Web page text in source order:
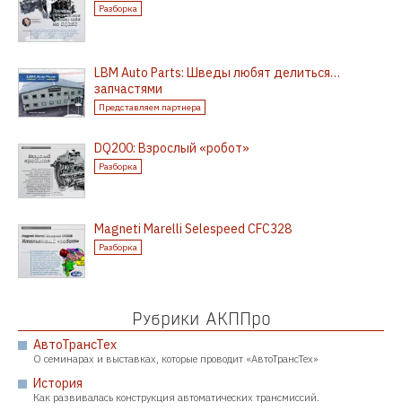
Разборка
LBM Auto Parts: Шведы любят делиться…
запчастями
Представляем партнера
DQ200: Взрослый «робот»
Разборка
Magneti Marelli Selespeed CFC328
Разборка
Рубрики АКППро
АвтоТрансТех
О семинарах и выставках, которые проводит «АвтоТрансТех»
История
Как развивалась конструкция автоматических трансмиссий.